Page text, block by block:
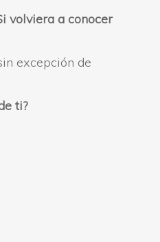
volviera a conocer
excepción de
ti?